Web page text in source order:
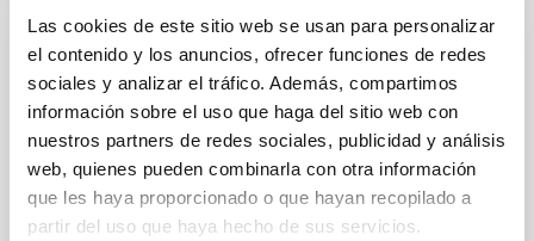
Las cookies de este sitio web se usan para personalizar
el contenido y los anuncios, ofrecer funciones de redes
sociales y analizar el tráfico. Además, compartimos
información sobre el uso que haga del sitio web con
nuestros partners de redes sociales, publicidad y análisis
web, quienes pueden combinarla con otra información
que les haya proporcionado o que hayan recopilado a
partir del uso que haya hecho de sus servicios.
FIJO TURNO LIBRE
Un contrato - Técnico/a de Taller -
Especialidad Mecánica- Fijo Laboral - PS-
2026-032
Se convoca proceso selectivo para el ingreso, como
personal laboral fijo, de un puesto de trabajo con la